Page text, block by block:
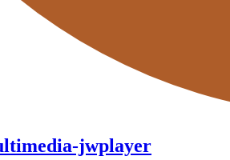
jwplayer